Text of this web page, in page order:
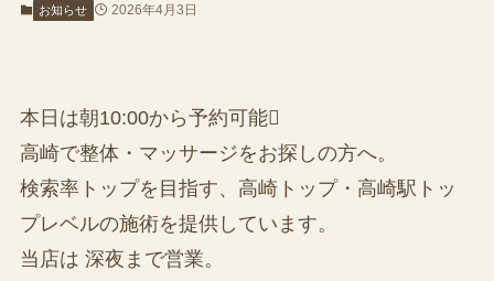
お知らせ 2026年4月3日
本日は朝10:00から予約可能
高崎で整体・マッサージをお探しの方へ。
検索率トップを目指す、高崎トップ・高崎駅トッ
プレベルの施術を提供しています。
当店は 深夜まで営業。